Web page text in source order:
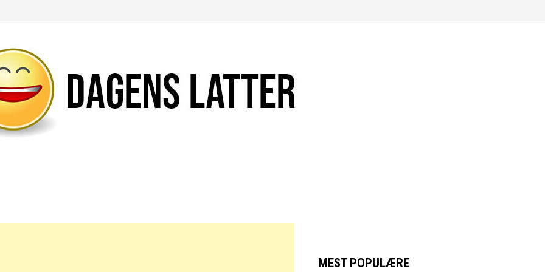
MEST POPULÆRE
Likte du denne artikkelen?
DEL den gjerne!
Del på Facebook